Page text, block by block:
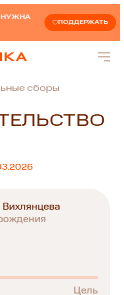
НУЖНА
ПОДДЕРЖАТЬ
сборы
Цель